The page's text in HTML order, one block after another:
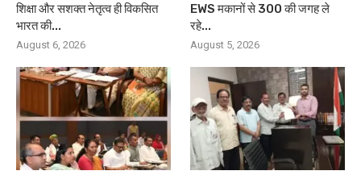
शिक्षा और सशक्त नेतृत्व ही विकसित
भारत की...
August 6, 2026
EWS मकानों से 300 की जगह ले
रहे...
August 5, 2026